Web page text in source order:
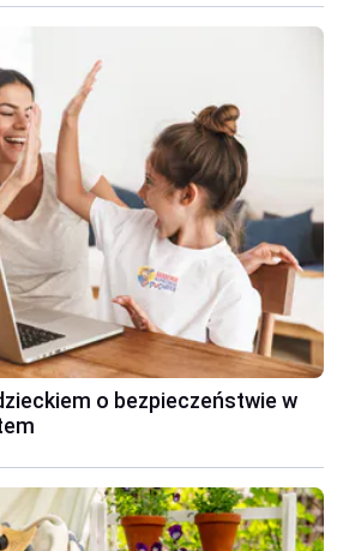
o bezpieczeństwie w